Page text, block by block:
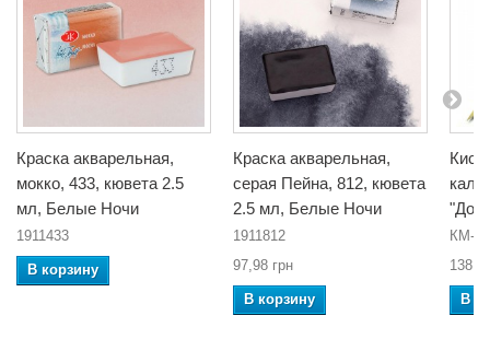
Краска акварельная,
мокко, 433, кювета 2.5
мл, Белые Ночи
1911433
В корзину
Краска акварельная,
серая Пейна, 812, кювета
2.5 мл, Белые Ночи
1911812
97,98 грн
В корзину
КМ-20
В